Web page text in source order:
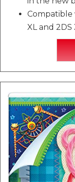
Compatible
XL and 2DS